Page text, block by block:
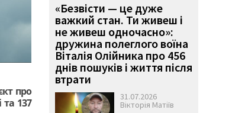
про
137
«Безвісти — це дуже
важкий стан. Ти живеш і
не живеш одночасно»:
дружина полеглого воїна
Віталія Олійника про 456
днів пошуків і життя після
втрати
31.07.2026
Вікторія Матіїв